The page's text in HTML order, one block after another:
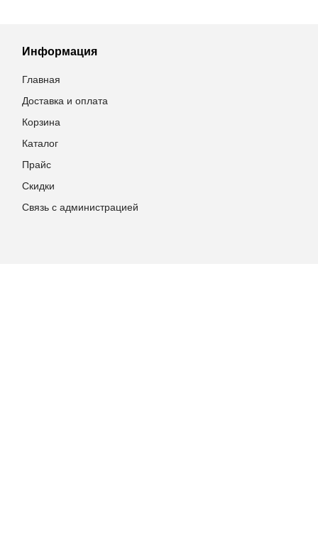
Информация
Главная
Доставка и оплата
Корзина
Каталог
Прайс
Скидки
Связь с администрацией